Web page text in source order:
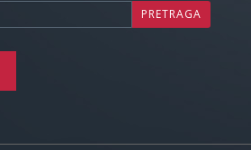
PRETRAGA